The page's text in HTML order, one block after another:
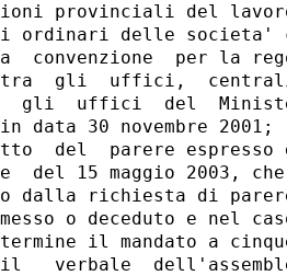
provinciali del
ordinari delle societa'
convenzione  per la
tra  gli  uffici,
gli  uffici  del
data 30 novembre 2001;
del  parere espresso
del 15 maggio 2003,
dalla richiesta di
o deceduto e nel
il mandato a
verbale